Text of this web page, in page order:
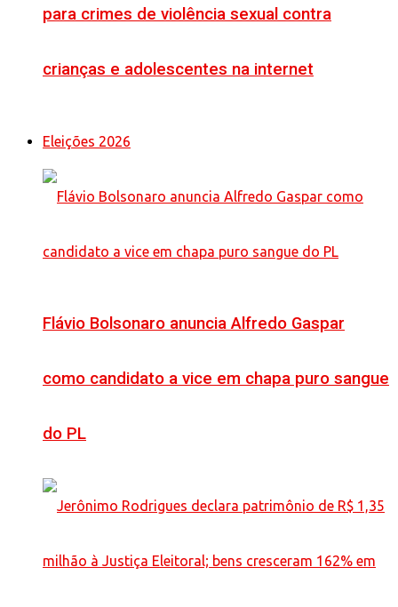
para crimes de violência sexual contra
crianças e adolescentes na internet
Eleições 2026
Flávio Bolsonaro anuncia Alfredo Gaspar
como candidato a vice em chapa puro sangue
do PL